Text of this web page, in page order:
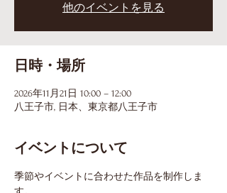
他のイベントを見る
日時・場所
2026年11月21日 10:00 – 12:00
八王子市, 日本、東京都八王子市
イベントについて
季節やイベントに合わせた作品を制作しま